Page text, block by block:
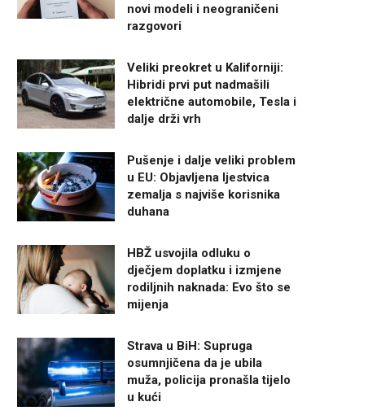
novi modeli i neograničeni
razgovori
Veliki preokret u Kaliforniji:
Hibridi prvi put nadmašili
električne automobile, Tesla i
dalje drži vrh
Pušenje i dalje veliki problem
u EU: Objavljena ljestvica
zemalja s najviše korisnika
duhana
HBŽ usvojila odluku o
dječjem doplatku i izmjene
rodiljnih naknada: Evo što se
mijenja
Strava u BiH: Supruga
osumnjičena da je ubila
muža, policija pronašla tijelo
u kući